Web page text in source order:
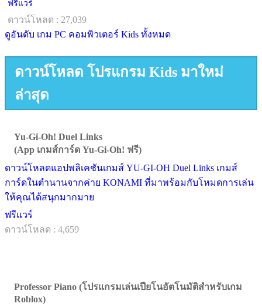
ฟรีแวร์
ดาวน์โหลด : 27,039
ดูอันดับ เกม PC คอมพิวเตอร์ Kids ทั้งหมด
ดาวน์โหลด โปรแกรม Kids มาใหม่
ล่าสุด
Yu-Gi-Oh! Duel Links
(App เกมส์การ์ด Yu-Gi-Oh! ฟรี)
ดาวน์โหลดแอปพลิเคชันเกมส์ YU-GI-OH Duel Links เกมส์
การ์ดในตำนานจากค่าย KONAMI ที่มาพร้อมกับโหมดการเล่น
ให้คุณได้สนุกมากมาย
ฟรีแวร์
ดาวน์โหลด : 4,659
Professor Piano (โปรแกรมเล่นเปียโนอัตโนมัติสำหรับเกม
Roblox)